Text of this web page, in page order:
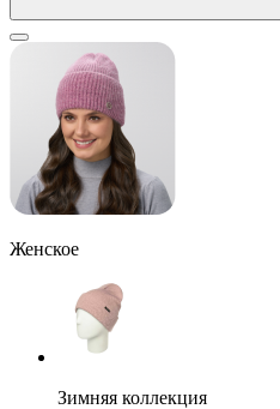
Женское
Зимняя коллекция